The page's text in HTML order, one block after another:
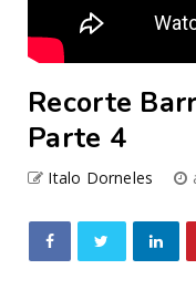
Recorte
Parte 4
Italo Dorneles